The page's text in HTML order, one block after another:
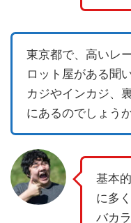
東京都で、高いレ
ロット屋がある聞
カジやインカジ、
にあるのでしょう
基本
に多
バカ